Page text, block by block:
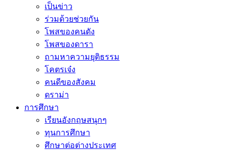
เป็นข่าว
ร่วมด้วยช่วยกัน
โพสของคนดัง
โพสของดารา
ถามหาความยุติธรรม
โคตรเจ๋ง
คนดีของสังคม
ดราม่า
การศึกษา
เรียนอังกฤษสนุกๆ
ทุนการศึกษา
ศึกษาต่อต่างประเทศ